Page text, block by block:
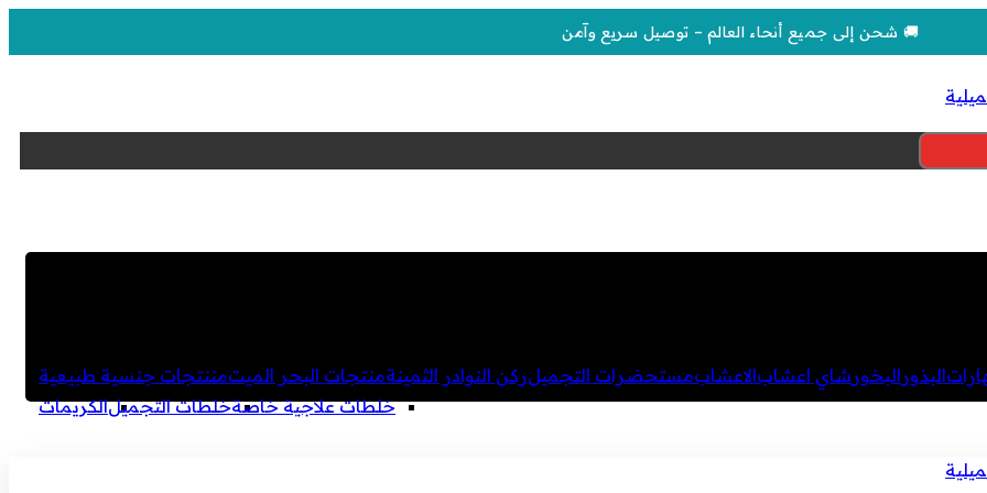
🚚 شحن إلى جميع أنحاء العالم – توصيل سريع وآمن
مننتجات جنسية طبيعيةمنتجات البحر الميتركن النوادر الثمينةمستحضرات التجميلالاعشابشاي اعشاب البخور البذور
الكريماتخلطات التجميلخلطات علاجية خاصة